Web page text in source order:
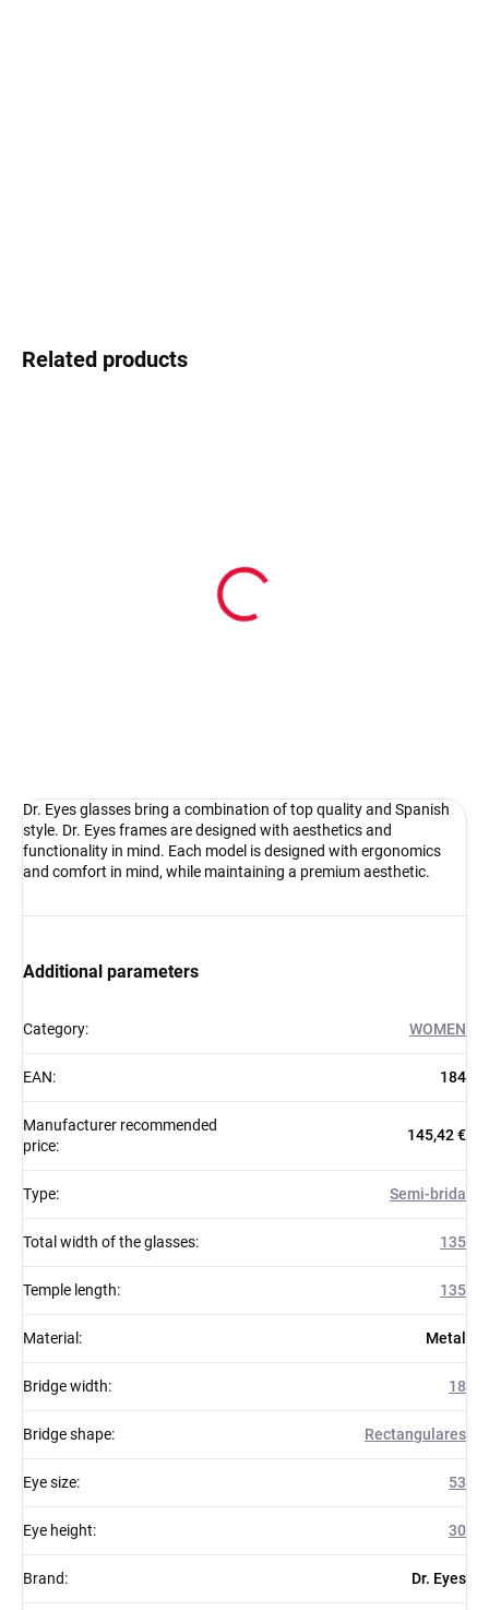
Related products
Dr. Eyes glasses bring a combination of top quality and Spanish
style. Dr. Eyes frames are designed with aesthetics and
functionality in mind. Each model is designed with ergonomics
and comfort in mind, while maintaining a premium aesthetic.
Additional parameters
Category: WOMEN
EAN: 184
Manufacturer recommended
price:
145,42 €
Type: Semi-brida
Total width of the glasses: 135
Temple length: 135
Material : Metal
Bridge width: 18
Bridge shape: Rectangulares
Eye size: 53
Eye height: 30
Brand: Dr. Eyes